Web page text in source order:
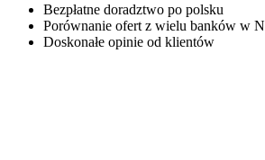
Bezpłatne doradztwo po polsku
Porównanie ofert z wielu banków w
Doskonałe opinie od klientów